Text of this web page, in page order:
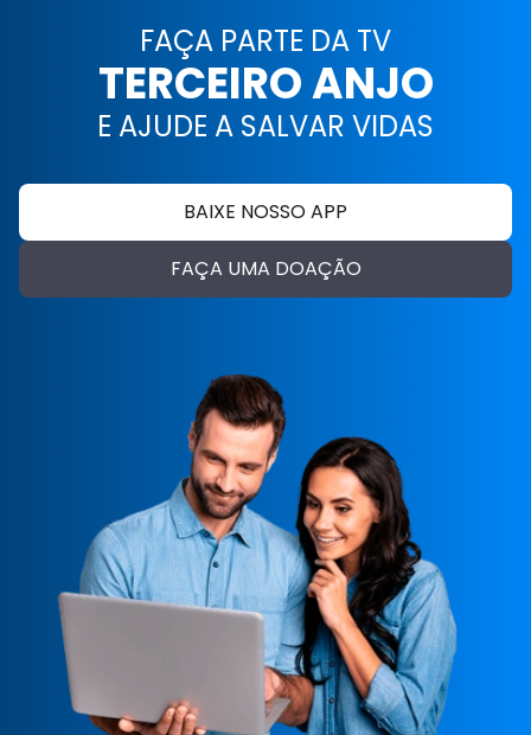
FAÇA PARTE DA TV
TERCEIRO ANJO
E AJUDE A SALVAR VIDAS
BAIXE NOSSO APP
FAÇA UMA DOAÇÃO